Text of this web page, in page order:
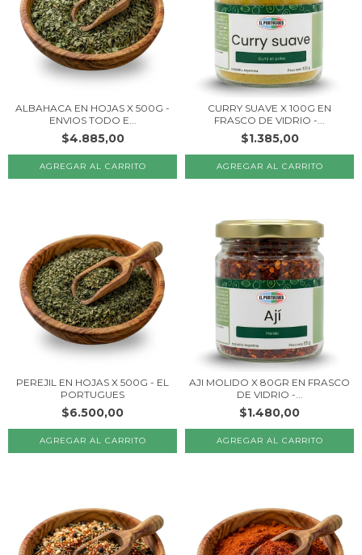
ALBAHACA EN HOJAS X 500G -
ENVIOS TODO E...
$4.885,00
CURRY SUAVE X 100G EN
FRASCO DE VIDRIO -...
$1.385,00
PEREJIL EN HOJAS X 500G - EL
PORTUGUES
$6.500,00
AJI MOLIDO X 80GR EN FRASCO
DE VIDRIO -...
$1.480,00